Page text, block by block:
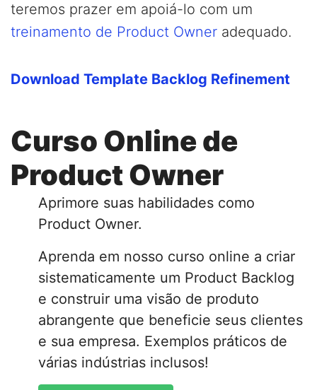
teremos prazer em apoiá-lo com um
treinamento de Product Owner adequado.
Download Template Backlog Refinement
Curso Online de
Product Owner
Aprimore suas habilidades como
Product Owner.
Aprenda em nosso curso online a criar
sistematicamente um Product Backlog
e construir uma visão de produto
abrangente que beneficie seus clientes
e sua empresa. Exemplos práticos de
várias indústrias inclusos!